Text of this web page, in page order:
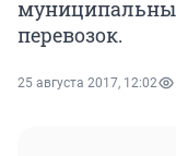
перевозок.
25 августа 2017, 12:02